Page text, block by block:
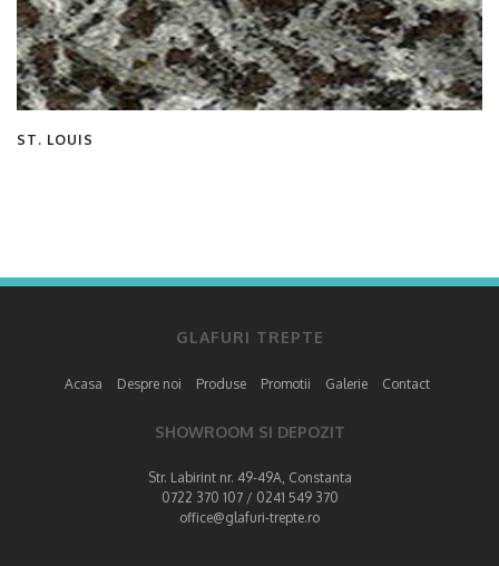
ST. LOUIS
GLAFURI TREPTE
Acasa Despre noi Produse Promotii Galerie Contact
SHOWROOM SI DEPOZIT
Str. Labirint nr. 49-49A, Constanta
0722 370 107 / 0241 549 370
office@glafuri-trepte.ro